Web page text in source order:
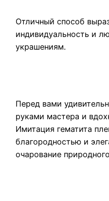
Отличный способ
индивидуальность и
украшениям.
Перед вами
руками мастера и
Имитация гематита
благородностью и
очарование